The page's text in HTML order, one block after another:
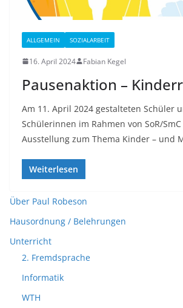
ALLGEMEIN SOZIALARBEIT
16. April 2024 Fabian Kegel
Pausenaktion –
Am 11. April 2024 gestalteten Schüler
Schülerinnen im Rahmen von SoR/
Ausstellung zum Thema Kinder – und
Weiterlesen
Über Paul Robeson
Hausordnung / Belehrungen
Unterricht
2. Fremdsprache
Informatik
WTH